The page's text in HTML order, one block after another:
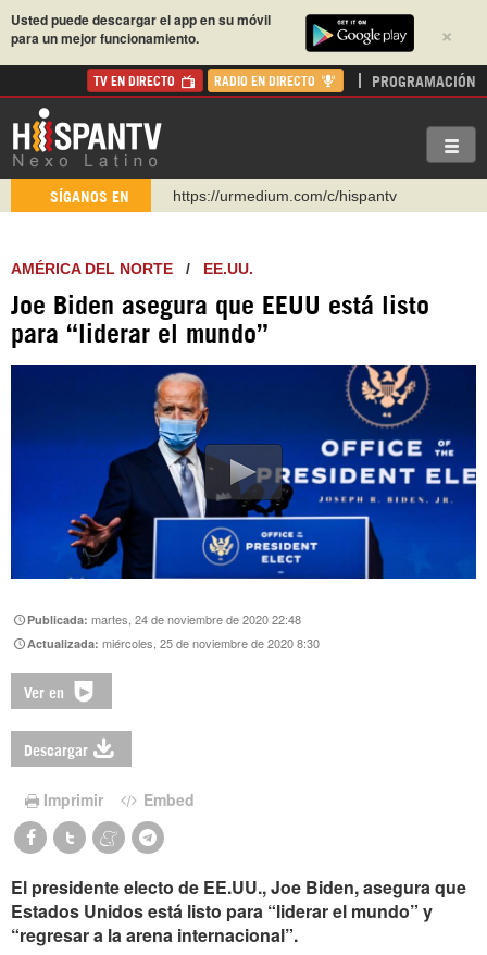
×
Usted puede descargar el app en su móvil
para un mejor funcionamiento.
TV EN DIRECTO RADIO EN DIRECTO PROGRAMACIÓN
SÍGANOS EN
https://urmedium.com/c/hispantv
Instagram como: hispan_tv
https://www.facebook.com/Nexolatino.Canal
https://www.youtube.com/@nexo_latino
https://t.me/hispantvcanal
AMÉRICA DEL NORTE / EE.UU.
Joe Biden asegura que EEUU está listo
para “liderar el mundo”
Publicada:martes, 24 de noviembre de 2020 22:48
Actualizada:miércoles, 25 de noviembre de 2020 8:30
Ver en
Descargar
Imprimir Embed
El presidente electo de EE.UU., Joe Biden, asegura que
Estados Unidos está listo para “liderar el mundo” y
“regresar a la arena internacional”.